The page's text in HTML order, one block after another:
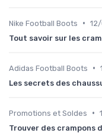
Nike Football Boots •
Tout savoir sur les
Adidas Football Boots •
Les secrets des
Promotions et Soldes •
Trouver des crampons